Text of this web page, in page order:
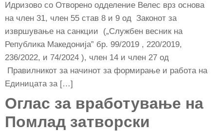
Идризово со Отворено одделение Велес врз основа
на член 31, член 55 став 8 и 9 од Законот за
извршување на санкции („Службен весник на
Република Македонија” бр. 99/2019 , 220/2019,
236/2022, и 74/2024 ), член 14 и член 27 од
Правилникот за начинот за формирање и работа на
Единицата за […]
Оглас за вработување на
Помлад затворски